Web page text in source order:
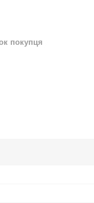
покупця